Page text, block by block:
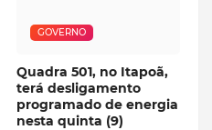
GOVERNO
Quadra 501, no Itapoã,
terá desligamento
programado de energia
nesta quinta (9)